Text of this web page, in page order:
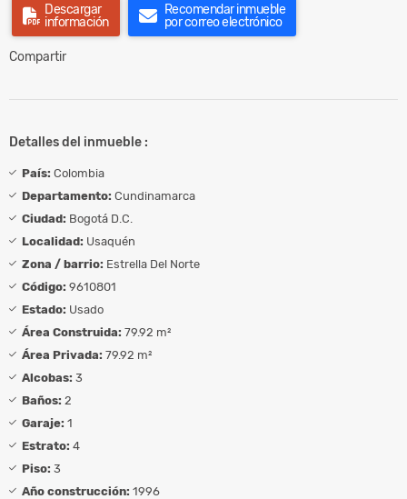
Descargar
información
Recomendar inmueble
por correo electrónico
Compartir
Detalles del inmueble :
País: Colombia
Departamento: Cundinamarca
Ciudad: Bogotá D.C.
Localidad: Usaquén
Zona / barrio: Estrella Del Norte
Código: 9610801
Estado: Usado
Área Construida: 79.92 m²
Área Privada: 79.92 m²
Alcobas: 3
Baños: 2
Garaje: 1
Estrato: 4
Piso: 3
Año construcción: 1996